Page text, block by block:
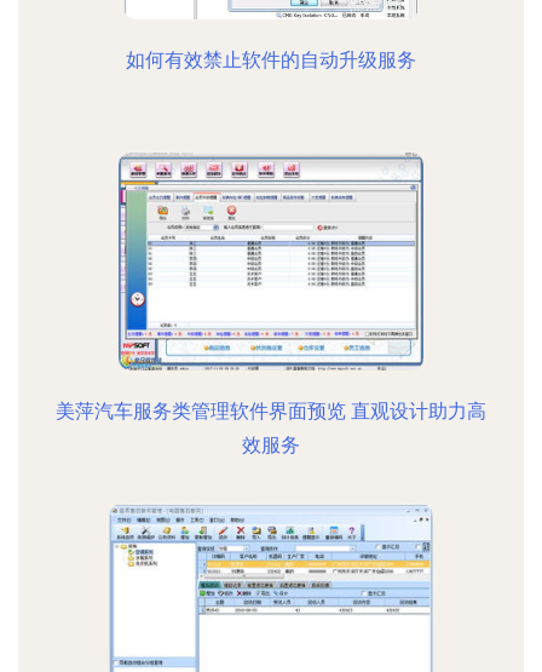
如何有效禁止软件的自动升级服务
美萍汽车服务类管理软件界面预览 直观设计助力高
效服务